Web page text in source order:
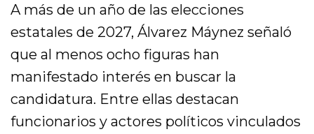
A más de un año de las elecciones
estatales de 2027, Álvarez Máynez señaló
que al menos ocho figuras han
manifestado interés en buscar la
candidatura. Entre ellas destacan
funcionarios y actores políticos vinculados